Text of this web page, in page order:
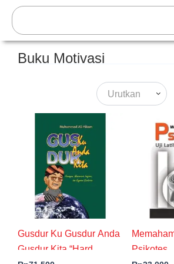
Lewati
konten
Search
Buku Motivasi
Urutkan
Gusdur Ku Gusdur Anda
Gusdur Kita “Hard
Psikotes